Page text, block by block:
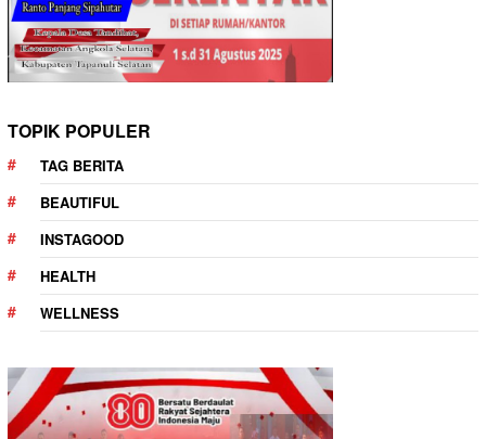
TOPIK POPULER
TAG BERITA
BEAUTIFUL
INSTAGOOD
HEALTH
WELLNESS